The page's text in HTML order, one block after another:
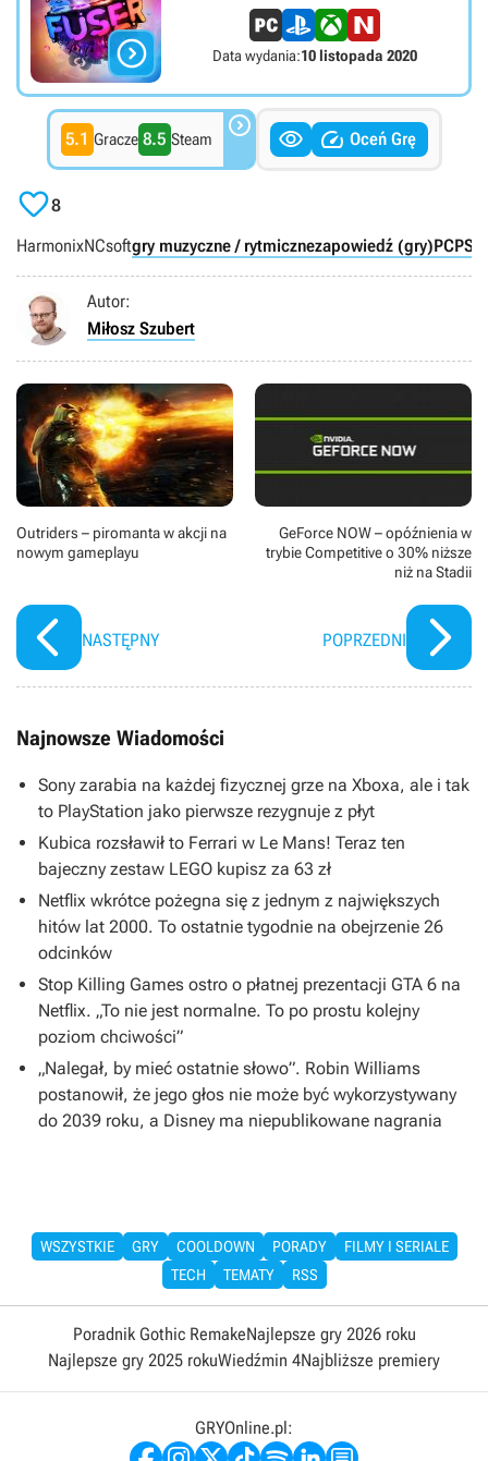
 Data wydania:10 listopada 2020
5.1 Gracze 8.5 Steam    Oceń Grę
8
HarmonixNCsoftgry muzyczne / rytmicznezapowiedź (gry)PCPS4
Autor:
Miłosz Szubert
Outriders – piromanta w akcji na
nowym gameplayu
NASTĘPNY
GeForce NOW – opóźnienia w
trybie Competitive o 30% niższe
niż na Stadii
POPRZEDNI
Najnowsze Wiadomości
Sony zarabia na każdej fizycznej grze na Xboxa, ale i tak
to PlayStation jako pierwsze rezygnuje z płyt
Kubica rozsławił to Ferrari w Le Mans! Teraz ten
bajeczny zestaw LEGO kupisz za 63 zł
Netflix wkrótce pożegna się z jednym z największych
hitów lat 2000. To ostatnie tygodnie na obejrzenie 26
odcinków
Stop Killing Games ostro o płatnej prezentacji GTA 6 na
Netflix. „To nie jest normalne. To po prostu kolejny
poziom chciwości”
„Nalegał, by mieć ostatnie słowo”. Robin Williams
postanowił, że jego głos nie może być wykorzystywany
do 2039 roku, a Disney ma niepublikowane nagrania
WSZYSTKIE GRY COOLDOWN PORADY
FILMY I SERIALE
TECH
TEMATY RSS
Poradnik Gothic RemakeNajlepsze gry 2026 roku
Najlepsze gry 2025 rokuWiedźmin 4Najbliższe premiery
GRYOnline.pl: